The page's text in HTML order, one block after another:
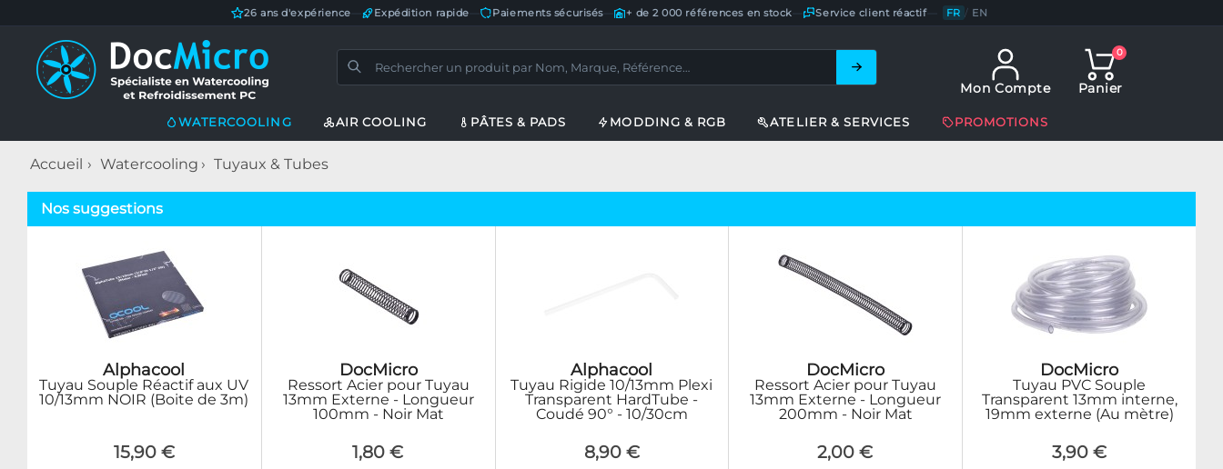
26 ans d'expérience Expédition rapide Paiements sécurisés— + de 2 000 références en stock Service client réactif— FR / EN
Mon Compte
0
Panier
WATERCOOLING AIR COOLING PÂTES & PADS MODDING & RGB ATELIER & SERVICES PROMOTIONS
Accueil Watercooling Tuyaux & Tubes
Nos suggestions
Alphacool
Tuyau Souple Réactif aux UV
10/13mm NOIR (Boite de 3m)
15,90 €
DocMicro
Ressort Acier pour Tuyau
13mm Externe - Longueur
100mm - Noir Mat
1,80 €
Alphacool
Tuyau Rigide 10/13mm Plexi
Transparent HardTube -
Coudé 90° - 10/30cm
8,90 €
DocMicro
Ressort Acier pour Tuyau
13mm Externe - Longueur
200mm - Noir Mat
2,00 €
DocMicro
Tuyau PVC Souple
Transparent 13mm interne,
19mm externe (Au mètre)
3,90 €